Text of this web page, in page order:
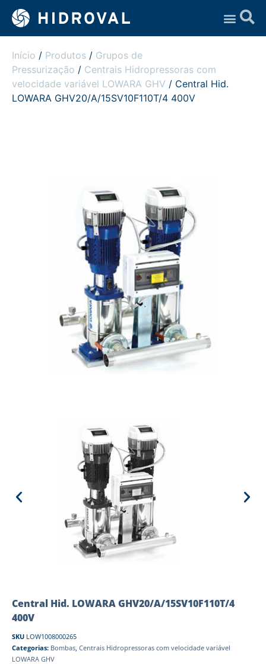
Início / Produtos / Grupos de
Pressurização / Centrais Hidropressoras com
velocidade variável LOWARA GHV / Central Hid.
LOWARA GHV20/A/15SV10F110T/4 400V
Central Hid. LOWARA GHV20/A/15SV10F110T/4
400V
SKU LOW1008000265
Categorias: Bombas, Centrais Hidropressoras com velocidade variável
LOWARA GHV